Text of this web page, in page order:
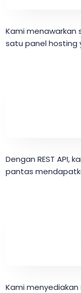
Kami menawarkan
satu panel hosting
Dengan REST API,
pantas
Kami